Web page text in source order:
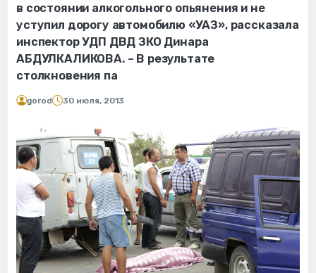
в состоянии алкогольного опьянения и не
уступил дорогу автомобилю «УАЗ», рассказала
инспектор УДП ДВД ЗКО Динара
АБДУЛКАЛИКОВА. – В результате
столкновения па
gorod 30 июля, 2013